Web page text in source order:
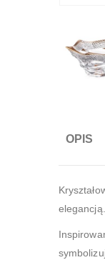
OPIS